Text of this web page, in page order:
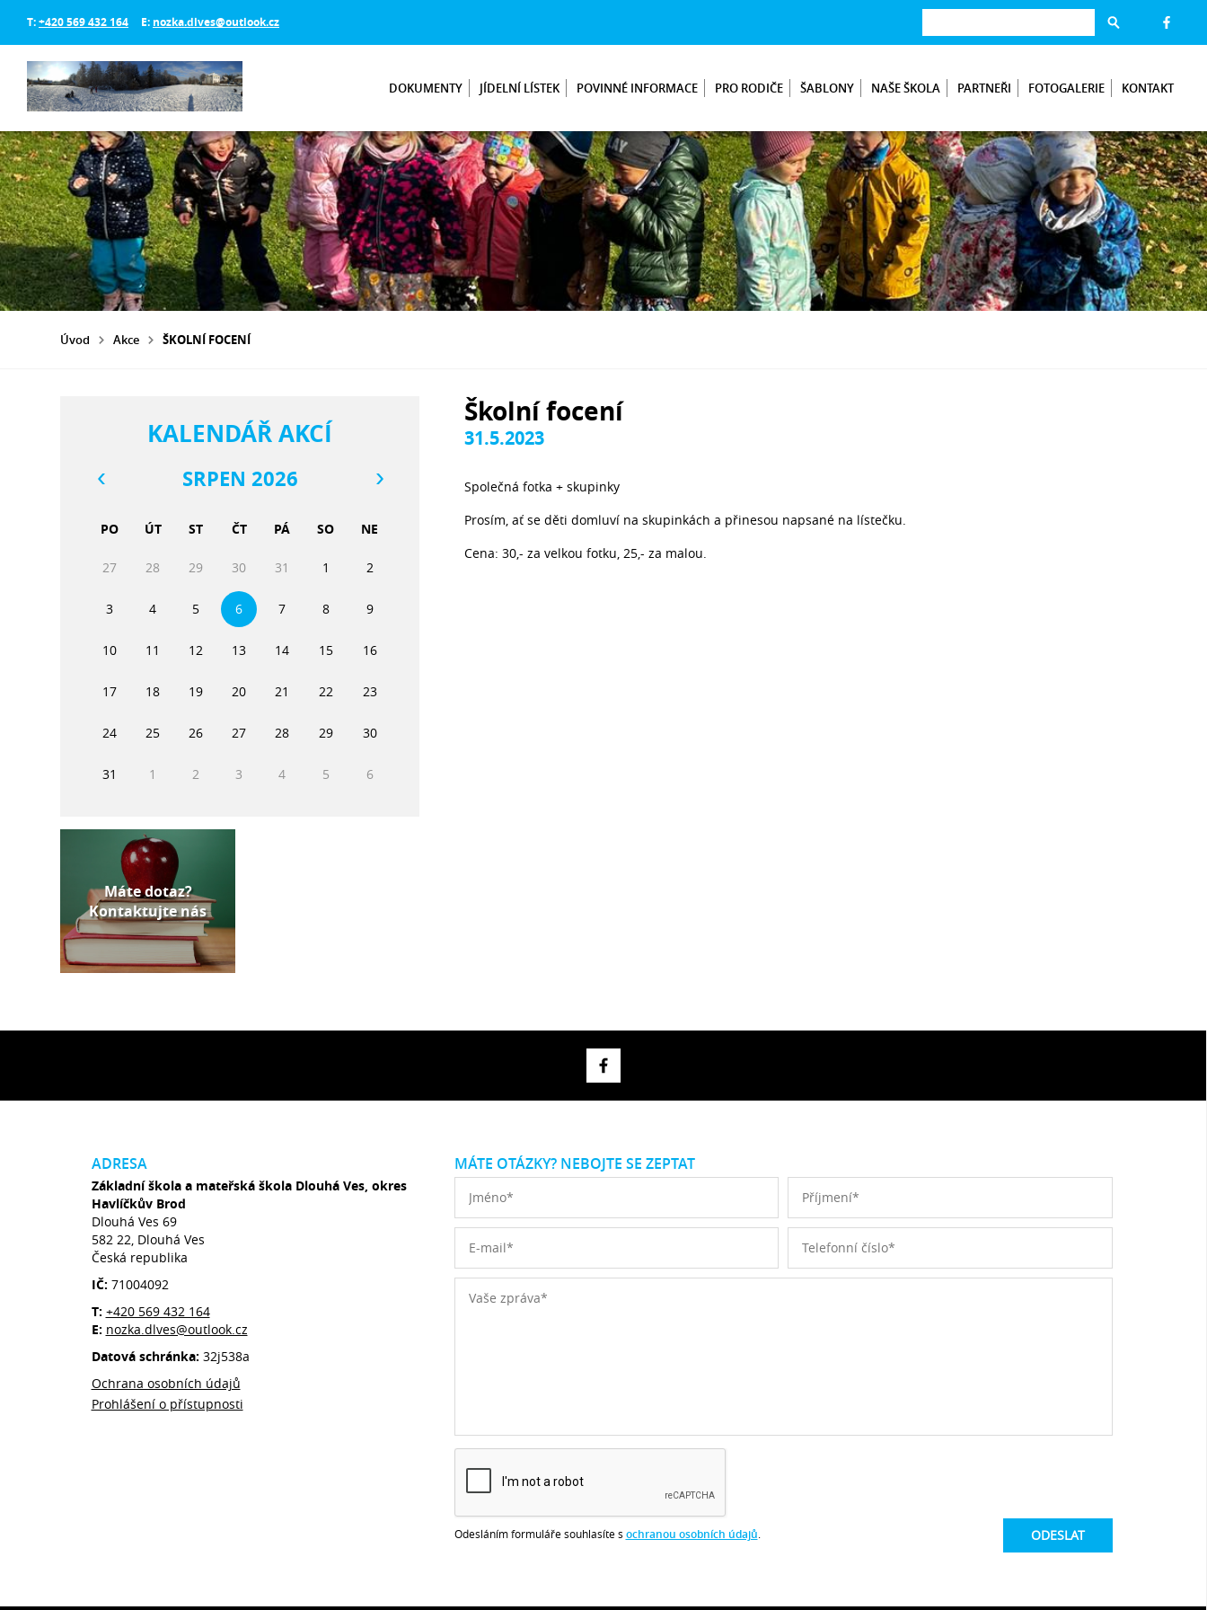
T:+420 569 432 164 E: nozka.dlves@outlook.cz
DOKUMENTY JÍDELNÍ LÍSTEK POVINNÉ INFORMACE PRO RODIČE ŠABLONY NAŠE ŠKOLA PARTNEŘI FOTOGALERIE KONTAKT
Úvod Akce ŠKOLNÍ FOCENÍ
Školní focení
31.5.2023
Společná fotka + skupinky
Prosím, ať se děti domluví na skupinkách a přinesou napsané na lístečku.
Cena: 30,- za velkou fotku, 25,- za malou.
KALENDÁŘ AKCÍ
SRPEN 2026
PO ÚT ST ČT PÁ SO NE
27 28 29 30 31 1 2
3 4 5 6 7 8 9
10 11 12 13 14 15 16
17 18 19 20 21 22 23
24 25 26 27 28 29 30
31 1 2 3 4 5 6
Máte dotaz?
Kontaktujte nás
ADRESA
Základní škola a mateřská škola Dlouhá Ves, okres
Havlíčkův Brod
Dlouhá Ves 69
582 22, Dlouhá Ves
Česká republika
IČ: 71004092
T: +420 569 432 164
E: nozka.dlves@outlook.cz
Datová schránka: 32j538a
Ochrana osobních údajů
Prohlášení o přístupnosti
MÁTE OTÁZKY? NEBOJTE SE ZEPTAT
Odesláním formuláře souhlasíte s ochranou osobních údajů